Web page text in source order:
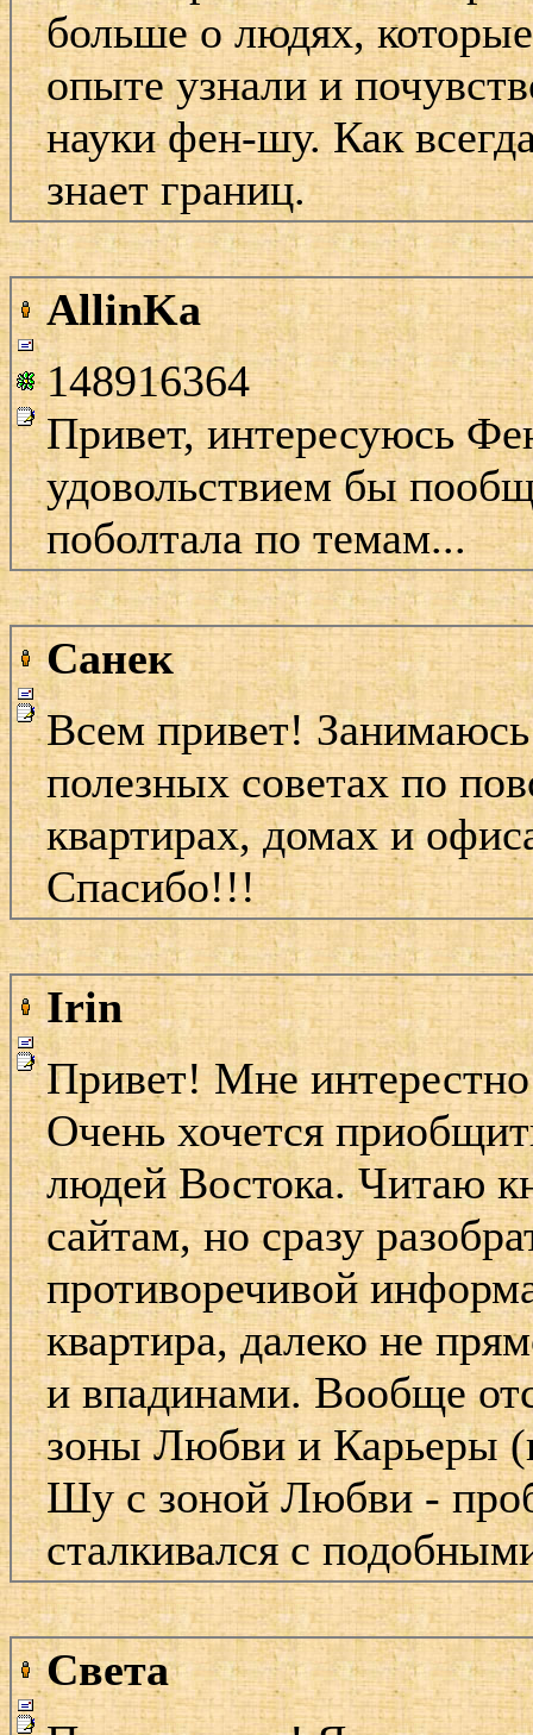
больше о людях,
опыте узнали и
науки фен-шу. Как
знает границ.
AllinKa
148916364
Привет, интересуюсь
удовольствием бы
поболтала по темам...
Санек
Всем привет!
полезных советах по
квартирах, домах и
Спасибо!!!
Irin
Привет! Мне
Очень хочется
людей Востока. Читаю
сайтам, но сразу
противоречивой
квартира, далеко не
и впадинами. Вообще
зоны Любви и Карьеры
Шу с зоной Любви -
сталкивался с
Света